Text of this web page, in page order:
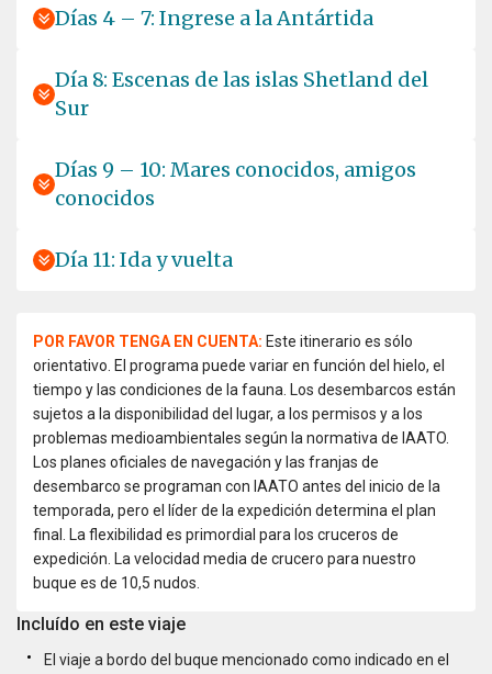
Días 4 – 7: Ingrese a la Antártida
Día 8: Escenas de las islas Shetland del
Sur
Días 9 – 10: Mares conocidos, amigos
conocidos
Día 11: Ida y vuelta
POR FAVOR TENGA EN CUENTA: Este itinerario es sólo
orientativo. El programa puede variar en función del hielo, el
tiempo y las condiciones de la fauna. Los desembarcos están
sujetos a la disponibilidad del lugar, a los permisos y a los
problemas medioambientales según la normativa de IAATO.
Los planes oficiales de navegación y las franjas de
desembarco se programan con IAATO antes del inicio de la
temporada, pero el líder de la expedición determina el plan
final. La flexibilidad es primordial para los cruceros de
expedición. La velocidad media de crucero para nuestro
buque es de 10,5 nudos.
Incluído en este viaje
El viaje a bordo del buque mencionado como indicado en el